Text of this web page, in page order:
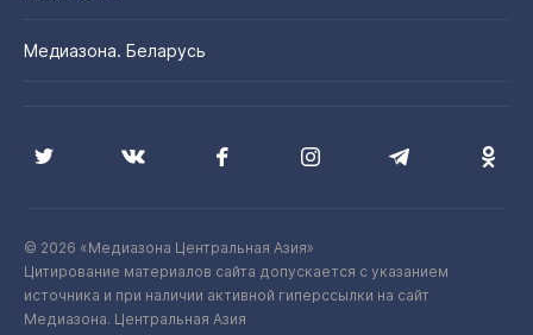
Медиазона. Беларусь
© 2026 «Медиазона Центральная Азия»
Цитирование материалов сайта допускается с указанием
источника и при наличии активной гиперссылки на сайт
Медиазона. Центральная Азия